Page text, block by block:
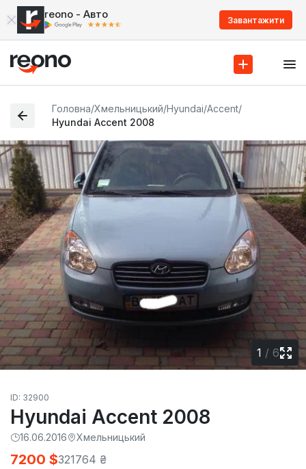
reono - Авто Завантажити
Головна/Хмельницький/Hyundai/Accent/
Hyundai Accent 2008
1 / 6
ID: 32900
Hyundai Accent 2008
16.06.2016 Хмельницький
7200 $321764 ₴